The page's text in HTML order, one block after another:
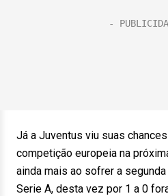
Já a Juventus viu suas
competição europeia na
ainda mais ao sofrer a
Serie A, desta vez por 1 a 0